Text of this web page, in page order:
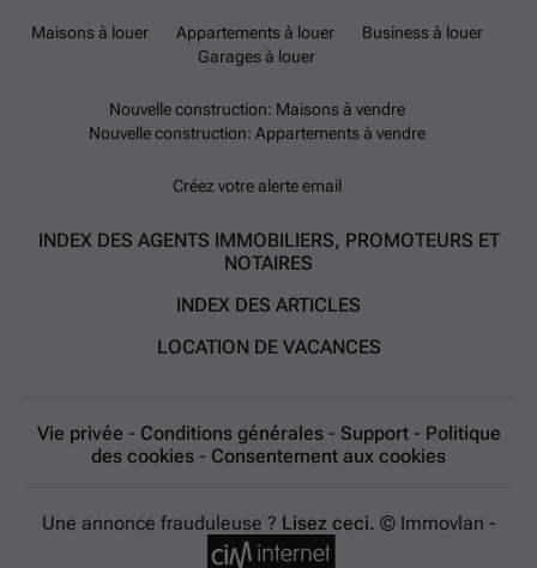
Maisons à louer Appartements à louer
Business à louer
Garages à louer
Nouvelle construction: Maisons à vendre
Nouvelle construction: Appartements à vendre
Créez votre alerte email
INDEX DES AGENTS IMMOBILIERS, PROMOTEURS ET
NOTAIRES
INDEX DES ARTICLES
LOCATION DE VACANCES
Vie privée - Conditions générales - Support - Politique
des cookies - Consentement aux cookies
Une annonce frauduleuse ? Lisez ceci. © Immovlan -